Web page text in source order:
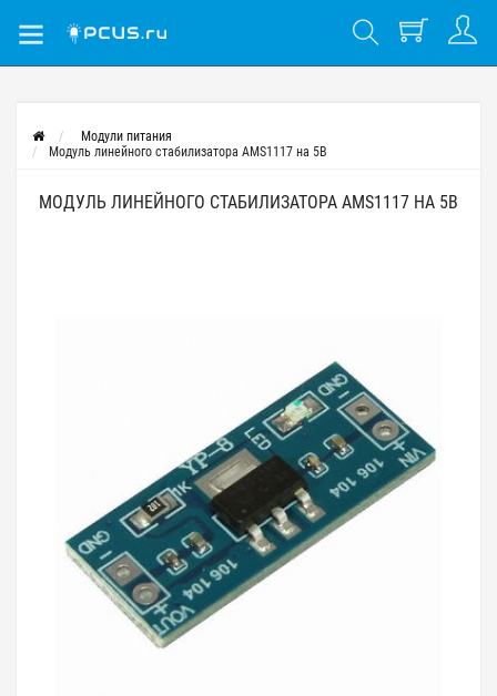
Модули питания
Модуль линейного стабилизатора AMS1117 на 5В
МОДУЛЬ ЛИНЕЙНОГО СТАБИЛИЗАТОРА AMS1117 НА 5В